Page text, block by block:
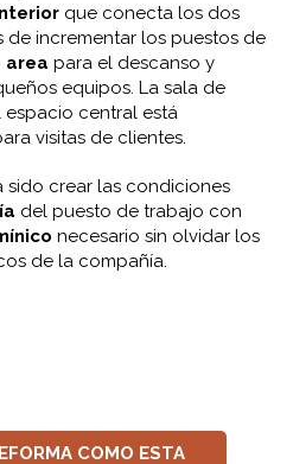
que conecta los dos
de incrementar los puestos de
area para el descanso y
equipos. La sala de
espacio central está
visitas de clientes.
sido crear las condiciones
del puesto de trabajo con
necesario sin olvidar los
de la compañía.
COMO ESTA